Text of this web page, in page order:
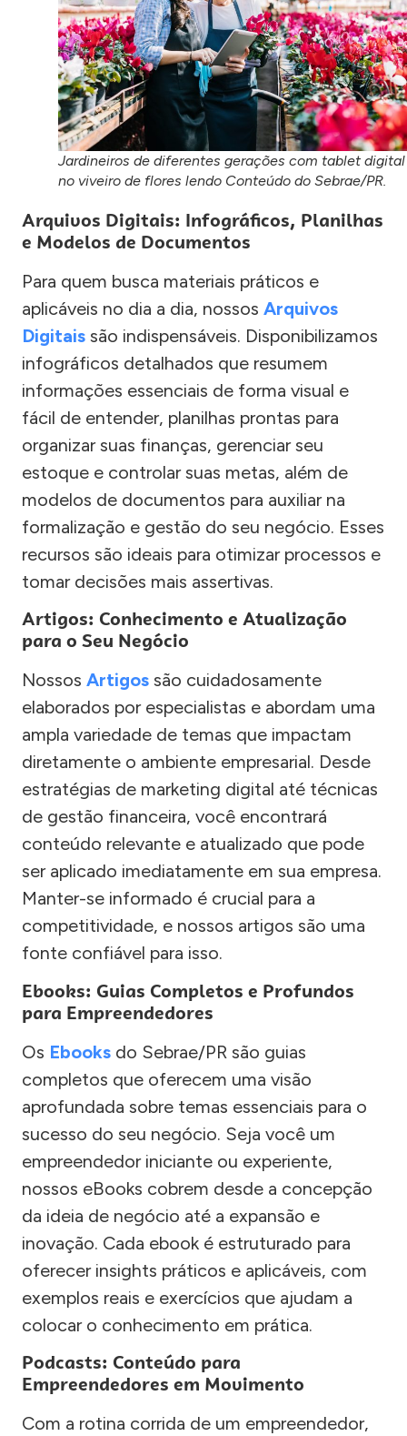
Jardineiros de diferentes gerações com tablet digital
no viveiro de flores lendo Conteúdo do Sebrae/PR.
Arquivos Digitais: Infográficos, Planilhas
e Modelos de Documentos
Para quem busca materiais práticos e
aplicáveis no dia a dia, nossos Arquivos
Digitais são indispensáveis. Disponibilizamos
infográficos detalhados que resumem
informações essenciais de forma visual e
fácil de entender, planilhas prontas para
organizar suas finanças, gerenciar seu
estoque e controlar suas metas, além de
modelos de documentos para auxiliar na
formalização e gestão do seu negócio. Esses
recursos são ideais para otimizar processos e
tomar decisões mais assertivas.
Artigos: Conhecimento e Atualização
para o Seu Negócio
Nossos Artigos são cuidadosamente
elaborados por especialistas e abordam uma
ampla variedade de temas que impactam
diretamente o ambiente empresarial. Desde
estratégias de marketing digital até técnicas
de gestão financeira, você encontrará
conteúdo relevante e atualizado que pode
ser aplicado imediatamente em sua empresa.
Manter-se informado é crucial para a
competitividade, e nossos artigos são uma
fonte confiável para isso.
Ebooks: Guias Completos e Profundos
para Empreendedores
Os Ebooks do Sebrae/PR são guias
completos que oferecem uma visão
aprofundada sobre temas essenciais para o
sucesso do seu negócio. Seja você um
empreendedor iniciante ou experiente,
nossos eBooks cobrem desde a concepção
da ideia de negócio até a expansão e
inovação. Cada ebook é estruturado para
oferecer insights práticos e aplicáveis, com
exemplos reais e exercícios que ajudam a
colocar o conhecimento em prática.
Podcasts: Conteúdo para
Empreendedores em Movimento
Com a rotina corrida de um empreendedor,